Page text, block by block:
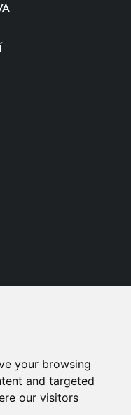
your browsing
and targeted
our visitors